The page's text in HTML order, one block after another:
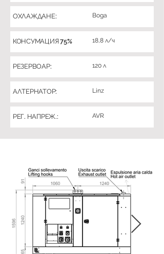
ОХЛАЖДАНЕ: Вода
КОНСУМАЦИЯ 75% 18,8 л/ч
РЕЗЕРВОАР: 120 л
АЛТЕРНАТОР: Linz
РЕГ. НАПРЕЖ.: AVR